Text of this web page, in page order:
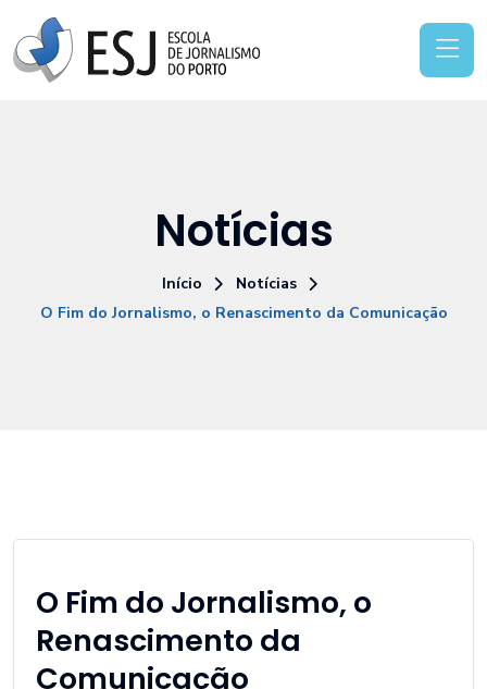
Notícias
Início
Notícias
O Fim do Jornalismo, o Renascimento da Comunicação
O Fim do Jornalismo, o
Renascimento da
Comunicação